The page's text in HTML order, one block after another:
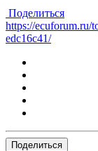
Поделиться
https://ecuforum.ru/
edc16c41/
Поделиться